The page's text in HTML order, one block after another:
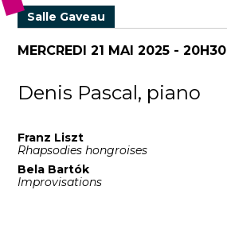
Salle Gaveau
MERCREDI 21 MAI 2025 - 20H30
Denis Pascal, piano
Franz Liszt
Rhapsodies hongroises
Bela Bartók
Improvisations